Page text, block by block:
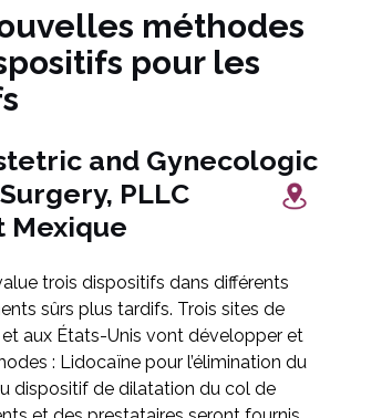
méthodes
pour les
and Gynecologic
Surgery, PLLC
Mexique
trois dispositifs dans différents
sûrs plus tardifs. Trois sites de
aux États-Unis vont développer et
: Lidocaïne pour l’élimination du
dispositif de dilatation du col de